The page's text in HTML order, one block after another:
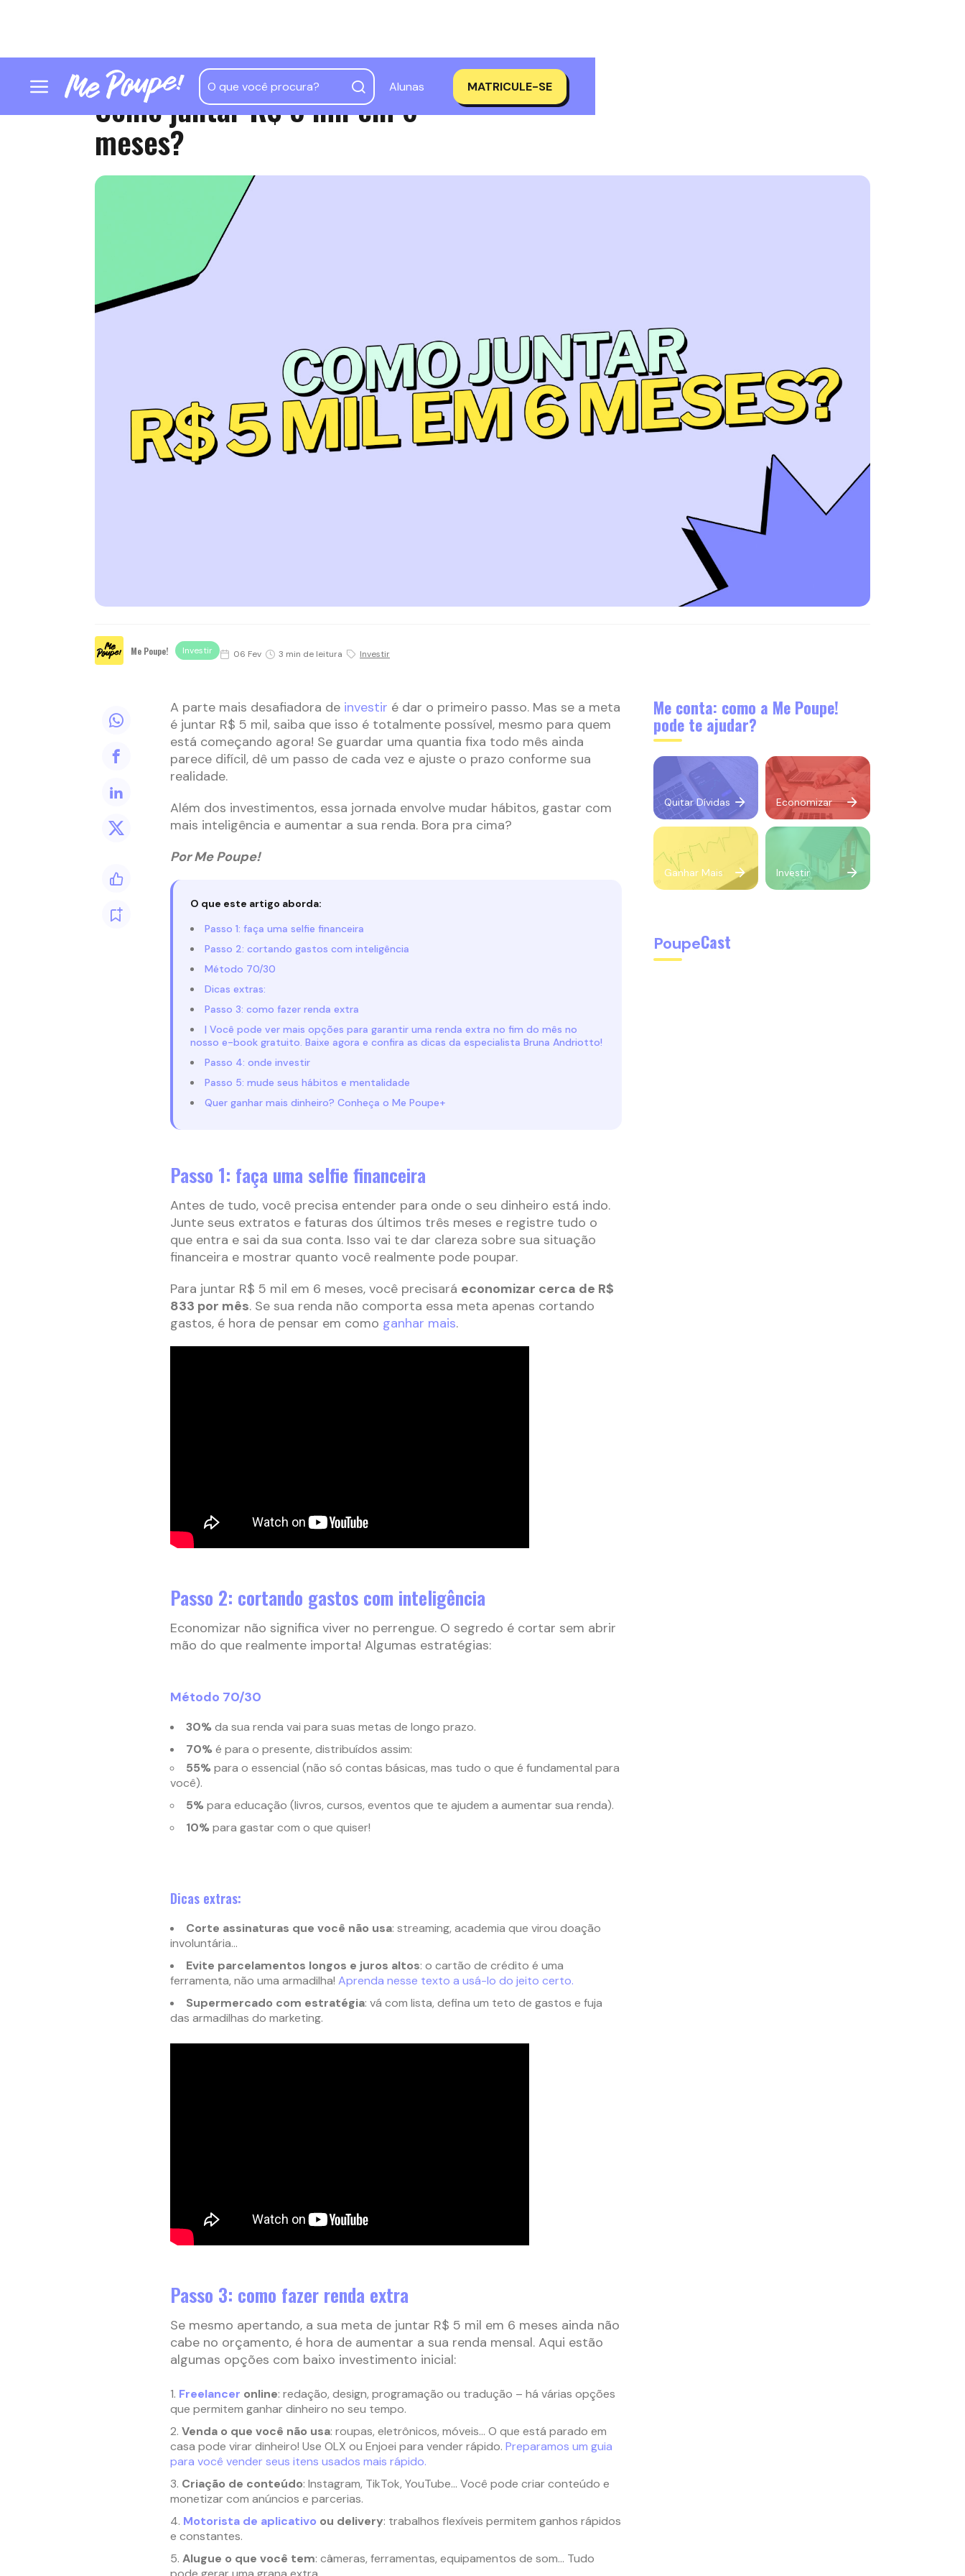
Alunas MATRICULE-SE
Como juntar R$ 5 mil em 6
meses?
Me Poupe! Investir 06 Fev 3 min de leitura Investir
A parte mais desafiadora de investir é dar o primeiro passo. Mas se a meta
é juntar R$ 5 mil, saiba que isso é totalmente possível, mesmo para quem
está começando agora! Se guardar uma quantia fixa todo mês ainda
parece difícil, dê um passo de cada vez e ajuste o prazo conforme sua
realidade.
Além dos investimentos, essa jornada envolve mudar hábitos, gastar com
mais inteligência e aumentar a sua renda. Bora pra cima?
Por Me Poupe!
O que este artigo aborda:
Passo 1: faça uma selfie financeira
Passo 2: cortando gastos com inteligência
Método 70/30
Dicas extras:
Passo 3: como fazer renda extra
| Você pode ver mais opções para garantir uma renda extra no fim do mês no
nosso e-book gratuito. Baixe agora e confira as dicas da especialista Bruna Andriotto!
Passo 4: onde investir
Passo 5: mude seus hábitos e mentalidade
Quer ganhar mais dinheiro? Conheça o Me Poupe+
Passo 1: faça uma selfie financeira
Antes de tudo, você precisa entender para onde o seu dinheiro está indo.
Junte seus extratos e faturas dos últimos três meses e registre tudo o
que entra e sai da sua conta. Isso vai te dar clareza sobre sua situação
financeira e mostrar quanto você realmente pode poupar.
Para juntar R$ 5 mil em 6 meses, você precisará economizar cerca de R$
833 por mês. Se sua renda não comporta essa meta apenas cortando
gastos, é hora de pensar em como ganhar mais.
Passo 2: cortando gastos com inteligência
Economizar não significa viver no perrengue. O segredo é cortar sem abrir
mão do que realmente importa! Algumas estratégias:
Método 70/30
30% da sua renda vai para suas metas de longo prazo.
70% é para o presente, distribuídos assim:
55% para o essencial (não só contas básicas, mas tudo o que é fundamental para
você).
5% para educação (livros, cursos, eventos que te ajudem a aumentar sua renda).
10% para gastar com o que quiser!
Dicas extras:
Corte assinaturas que você não usa: streaming, academia que virou doação
involuntária…
Evite parcelamentos longos e juros altos: o cartão de crédito é uma
ferramenta, não uma armadilha! Aprenda nesse texto a usá-lo do jeito certo.
Supermercado com estratégia: vá com lista, defina um teto de gastos e fuja
das armadilhas do marketing.
Passo 3: como fazer renda extra
Se mesmo apertando, a sua meta de juntar R$ 5 mil em 6 meses ainda não
cabe no orçamento, é hora de aumentar a sua renda mensal. Aqui estão
algumas opções com baixo investimento inicial:
Freelancer online: redação, design, programação ou tradução – há várias opções
que permitem ganhar dinheiro no seu tempo.
Venda o que você não usa: roupas, eletrônicos, móveis… O que está parado em
casa pode virar dinheiro! Use OLX ou Enjoei para vender rápido. Preparamos um guia
para você vender seus itens usados mais rápido.
Criação de conteúdo: Instagram, TikTok, YouTube… Você pode criar conteúdo e
monetizar com anúncios e parcerias.
Motorista de aplicativo ou delivery: trabalhos flexíveis permitem ganhos rápidos
e constantes.
Alugue o que você tem: câmeras, ferramentas, equipamentos de som… Tudo
Me conta: como a Me Poupe!
pode te ajudar?
Quitar Dívidas Economizar
Ganhar Mais Investir
PoupeCast